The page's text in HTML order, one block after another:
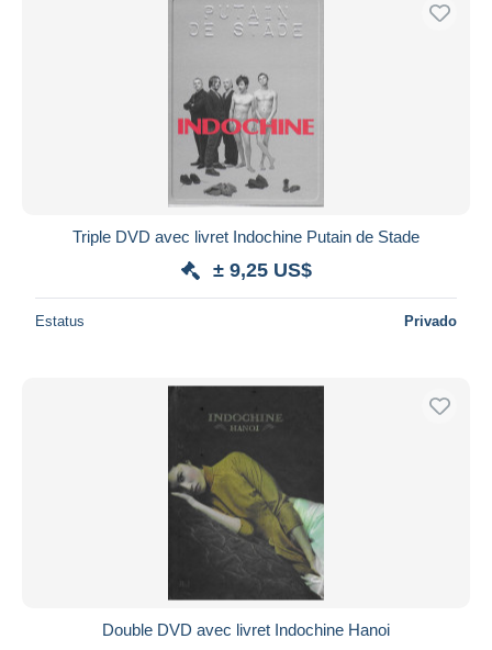
Sólo con descuento
Transferencia bancaria
Mastercard
Deseleccionar todo
Aplicar
Triple DVD avec livret Indochine Putain de Stade
± 9,25 US$
Estatus Privado
Double DVD avec livret Indochine Hanoi